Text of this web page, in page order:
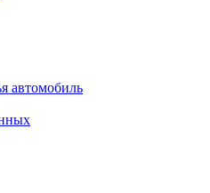
автомобиль